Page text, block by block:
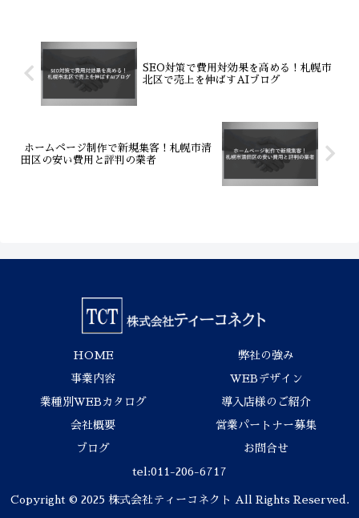
クトは、Web制作からMEO・SEO連携
まで一貫サポート。コスト削減と集客力
SEO対策で費用対効果を高める！札幌市
北区で売上を伸ばすAIブログ
ホームページ制作で新規集客！札幌市清
田区の安い費用と評判の業者
HOME 弊社の強み
事業内容 WEBデザイン
業種別WEBカタログ 導入店様のご紹介
会社概要 営業パートナー募集
ブログ お問合せ
tel:011-206-6717
Copyright © 2025 株式会社ティーコネクト All Rights Reserved.